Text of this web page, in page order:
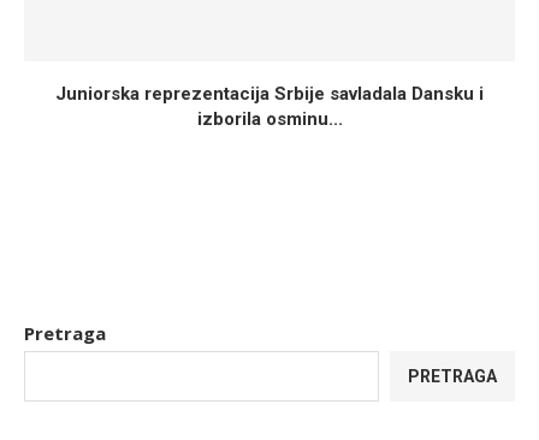
Juniorska reprezentacija Srbije savladala Dansku i
izborila osminu...
Pretraga
PRETRAGA